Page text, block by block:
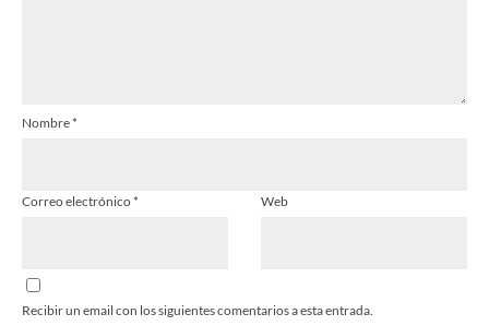
Nombre*
Correo electrónico* Web
Recibir un email con los siguientes comentarios a esta entrada.